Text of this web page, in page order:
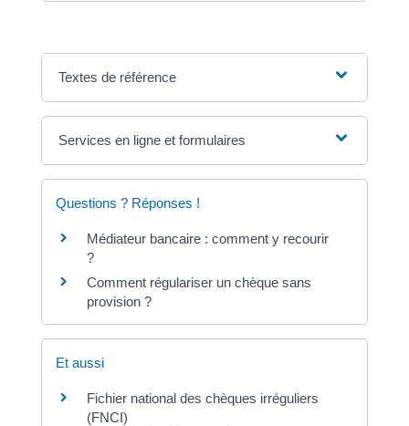
Textes de référence
Services en ligne et formulaires
Questions ? Réponses !
Médiateur bancaire : comment y recourir
?
Comment régulariser un chèque sans
provision ?
Et aussi
Fichier national des chèques irréguliers
(FNCI)